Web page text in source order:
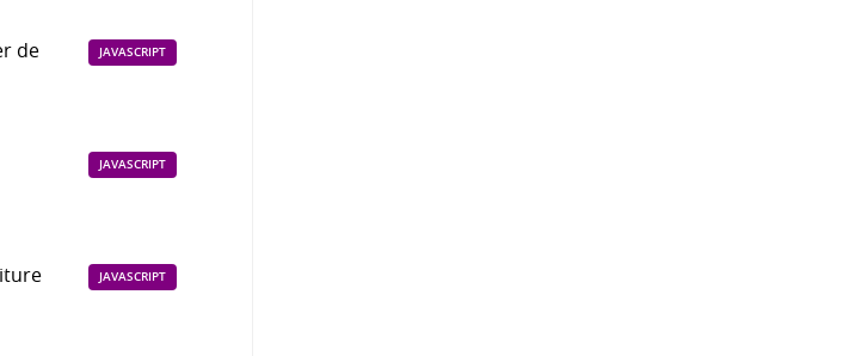
de
JAVASCRIPT
JAVASCRIPT
JAVASCRIPT